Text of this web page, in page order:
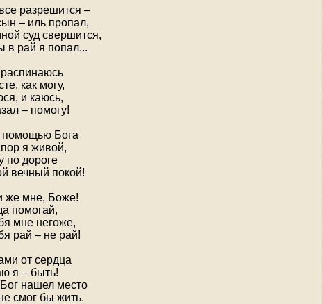
разрешится –
– иль пропал,
суд свершится,
в рай я попал...
как могу,
и каюсь,
– помогу!
помощью Бога
я живой,
по дороге
вечный покой!
же мне, Боже!
помогай,
мне негоже,
рай – не рай!
от сердца
я – быть!
нашел место
смог бы жить.